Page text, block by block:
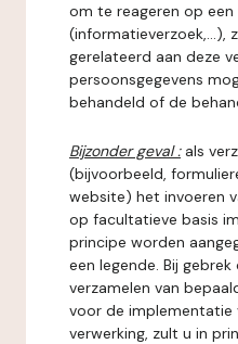
om te reageren op een
(informatieverzoek,...),
gerelateerd aan deze
persoonsgegevens
behandeld of de
Bijzonder geval : als
(bijvoorbeeld,
website) het invoeren
op facultatieve basis
principe worden
een legende. Bij
verzamelen van
voor de implementatie
verwerking, zult u in